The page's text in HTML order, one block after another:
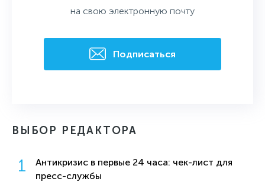
на свою электронную почту
Подписаться
ВЫБОР РЕДАКТОРА
Антикризис в первые 24 часа: чек-лист для
пресс-службы